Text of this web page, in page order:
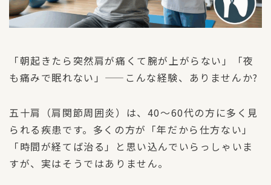
「朝起きたら突然肩が痛くて腕が上がらない」「夜
も痛みで眠れない」——こんな経験、ありませんか?
五十肩（肩関節周囲炎）は、40〜60代の方に多く見
られる疾患です。多くの方が「年だから仕方ない」
「時間が経てば治る」と思い込んでいらっしゃいま
すが、実はそうではありません。